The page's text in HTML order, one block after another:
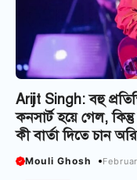
Arijit Singh: বহু
কনসার্ট হয়ে গেল,
কী বার্তা দিতে চান
Mouli Ghosh